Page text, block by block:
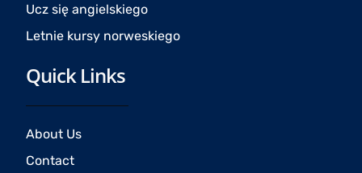
Ucz się angielskiego
Letnie kursy norweskiego
Quick Links
About Us
Contact